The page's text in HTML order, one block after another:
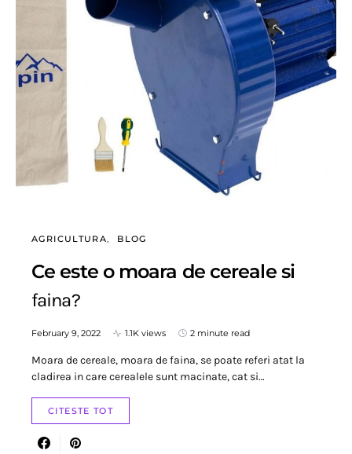
AGRICULTURA BLOG
Ce este o moara de cereale si
faina?
February 9, 2022 1.1K views 2 minute read
Moara de cereale, moara de faina, se poate referi atat la
cladirea in care cerealele sunt macinate, cat si…
CITESTE TOT